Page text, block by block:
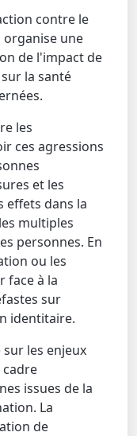
contre le
organise une
de l'impact de
la santé
les
ces agressions
et les
dans la
multiples
personnes. En
ou les
face à la
sur
identitaire.
les enjeux
issues de la
La
de